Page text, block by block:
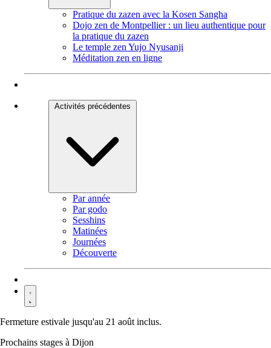
Pratique du zazen avec la Kosen Sangha
Dojo zen de Montpellier : un lieu authentique pour
la pratique du zazen
Le temple zen Yujo Nyusanji
Méditation zen en ligne
Activités précédentes
Par année
Par godo
Sesshins
Matinées
Journées
Découverte
Fermeture estivale jusqu'au 21 août inclus.
Prochains stages à Dijon